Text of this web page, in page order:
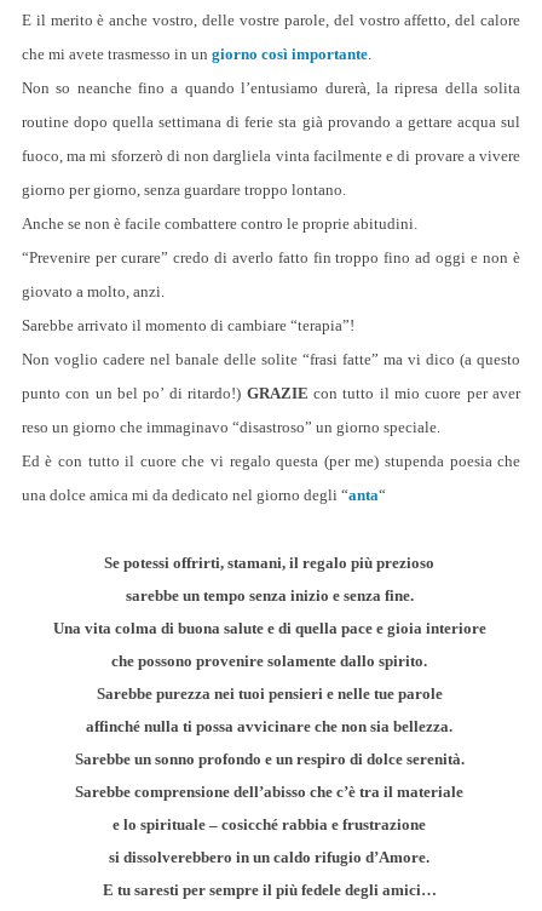
E il merito è anche vostro, delle vostre parole, del vostro affetto, del calore
che mi avete trasmesso in un giorno così importante.
Non so neanche fino a quando l’entusiamo durerà, la ripresa della solita
routine dopo quella settimana di ferie sta già provando a gettare acqua sul
fuoco, ma mi sforzerò di non dargliela vinta facilmente e di provare a vivere
giorno per giorno, senza guardare troppo lontano.
Anche se non è facile combattere contro le proprie abitudini.
“Prevenire per curare” credo di averlo fatto fin troppo fino ad oggi e non è
giovato a molto, anzi.
Sarebbe arrivato il momento di cambiare “terapia”!
Non voglio cadere nel banale delle solite “frasi fatte” ma vi dico (a questo
punto con un bel po’ di ritardo!) GRAZIE con tutto il mio cuore per aver
reso un giorno che immaginavo “disastroso” un giorno speciale.
Ed è con tutto il cuore che vi regalo questa (per me) stupenda poesia che
una dolce amica mi da dedicato nel giorno degli “anta“
Se potessi offrirti, stamani, il regalo più prezioso
sarebbe un tempo senza inizio e senza fine.
Una vita colma di buona salute e di quella pace e gioia interiore
che possono provenire solamente dallo spirito.
Sarebbe purezza nei tuoi pensieri e nelle tue parole
affinché nulla ti possa avvicinare che non sia bellezza.
Sarebbe un sonno profondo e un respiro di dolce serenità.
Sarebbe comprensione dell’abisso che c’è tra il materiale
e lo spirituale – cosicché rabbia e frustrazione
si dissolverebbero in un caldo rifugio d’Amore.
E tu saresti per sempre il più fedele degli amici…